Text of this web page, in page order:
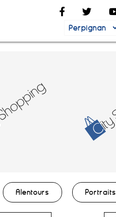
Alentours Portraits